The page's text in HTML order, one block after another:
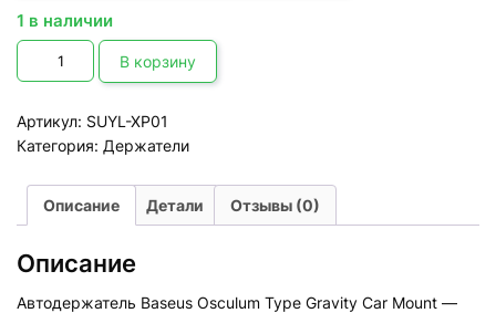
1 в наличии
Количество
товара
Автодержатель
Type
Gravity
Car
В корзину
Артикул: SUYL-XP01
Категория: Держатели
Описание Детали Отзывы (0)
Описание
Автодержатель Baseus Osculum Type Gravity Car Mount —